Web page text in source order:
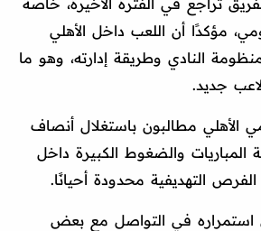
مؤكدًا أن اللعب داخل الأهلي
النادي وطريقة إدارته، وهو ما
جديد.
الأهلي مطالبون باستغلال أنصاف
المباريات والضغوط الكبيرة داخل
التهديفية محدودة أحيانًا.
استمراره في التواصل مع بعض